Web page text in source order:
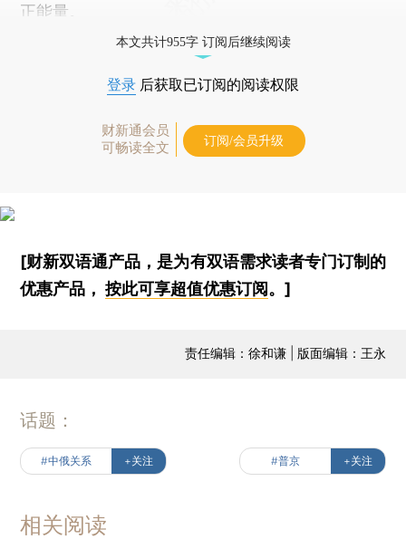
正能量。
本文共计955字 订阅后继续阅读
登录 后获取已订阅的阅读权限
财新通会员
可畅读全文
订阅/会员升级
[财新双语通产品，是为有双语需求读者专门订制的
优惠产品，按此可享超值优惠订阅 。]
责任编辑：徐和谦 | 版面编辑：王永
话题：
#中俄关系 +关注 #普京 +关注
相关阅读